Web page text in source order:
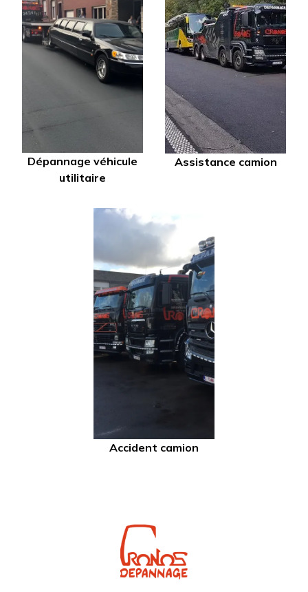
Dépannage véhicule
utilitaire
Assistance camion
Accident camion